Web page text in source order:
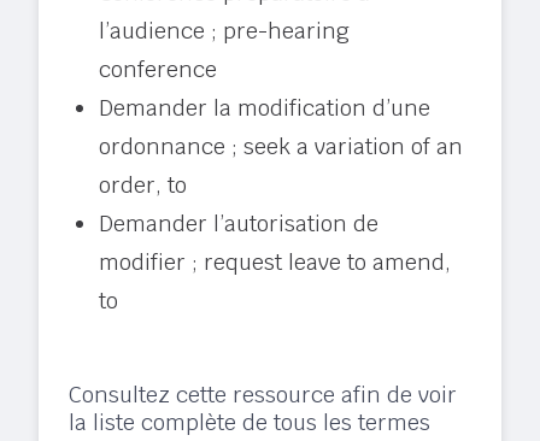
l’audience ; pre-hearing
conference
Demander la modification d’une
ordonnance ; seek a variation of an
order, to
Demander l’autorisation de
modifier ; request leave to amend,
to
Consultez cette ressource afin de voir
la liste complète de tous les termes